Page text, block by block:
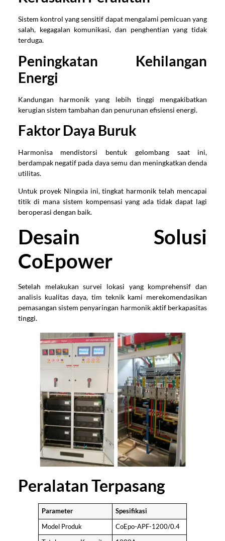
Sistem kontrol yang sensitif dapat mengalami pemicuan yang
salah, kegagalan komunikasi, dan penghentian yang tidak
terduga.
Peningkatan Kehilangan
Energi
Kandungan harmonik yang lebih tinggi mengakibatkan
kerugian sistem tambahan dan penurunan efisiensi energi.
Faktor Daya Buruk
Harmonisa mendistorsi bentuk gelombang saat ini,
berdampak negatif pada daya semu dan meningkatkan denda
utilitas.
Untuk proyek Ningxia ini, tingkat harmonik telah mencapai
titik di mana sistem kompensasi yang ada tidak dapat lagi
beroperasi dengan baik.
Desain Solusi
CoEpower
Setelah melakukan survei lokasi yang komprehensif dan
analisis kualitas daya, tim teknik kami merekomendasikan
pemasangan sistem penyaringan harmonik aktif berkapasitas
tinggi.
Peralatan Terpasang
Parameter Spesifikasi
Model Produk CoEpo-APF-1200/0.4